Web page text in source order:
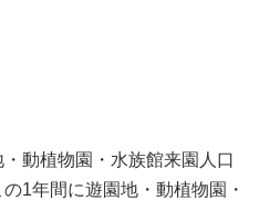
動植物園・水族館来園人口
1年間に遊園地・動植物園・